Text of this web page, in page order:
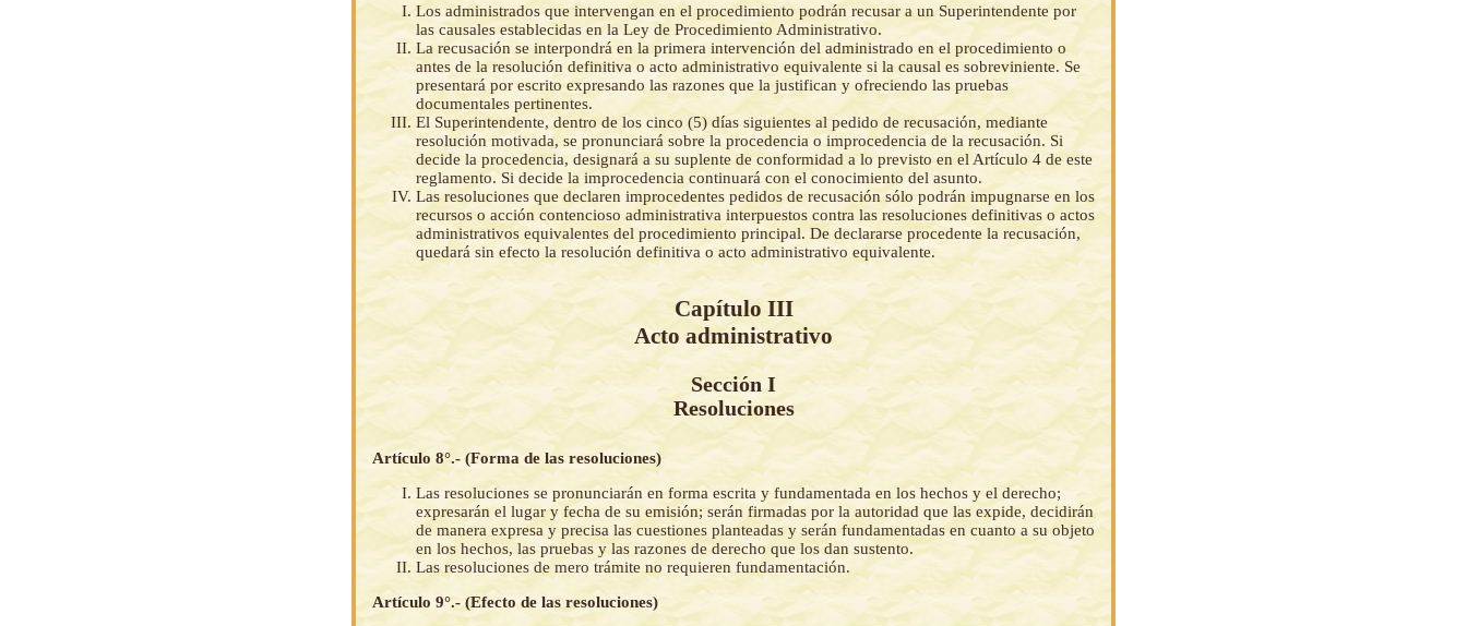
Los administrados que intervengan en el procedimiento podrán recusar a un Superintendente por
las causales establecidas en la Ley de Procedimiento Administrativo.
La recusación se interpondrá en la primera intervención del administrado en el procedimiento o
antes de la resolución definitiva o acto administrativo equivalente si la causal es sobreviniente. Se
presentará por escrito expresando las razones que la justifican y ofreciendo las pruebas
documentales pertinentes.
El Superintendente, dentro de los cinco (5) días siguientes al pedido de recusación, mediante
resolución motivada, se pronunciará sobre la procedencia o improcedencia de la recusación. Si
decide la procedencia, designará a su suplente de conformidad a lo previsto en el Artículo 4 de este
reglamento. Si decide la improcedencia continuará con el conocimiento del asunto.
Las resoluciones que declaren improcedentes pedidos de recusación sólo podrán impugnarse en los
recursos o acción contencioso administrativa interpuestos contra las resoluciones definitivas o actos
administrativos equivalentes del procedimiento principal. De declararse procedente la recusación,
quedará sin efecto la resolución definitiva o acto administrativo equivalente.
Capítulo III
Acto administrativo
Sección I
Resoluciones
Artículo 8°.- (Forma de las resoluciones)
Las resoluciones se pronunciarán en forma escrita y fundamentada en los hechos y el derecho;
expresarán el lugar y fecha de su emisión; serán firmadas por la autoridad que las expide, decidirán
de manera expresa y precisa las cuestiones planteadas y serán fundamentadas en cuanto a su objeto
en los hechos, las pruebas y las razones de derecho que los dan sustento.
Las resoluciones de mero trámite no requieren fundamentación.
Artículo 9°.- (Efecto de las resoluciones)